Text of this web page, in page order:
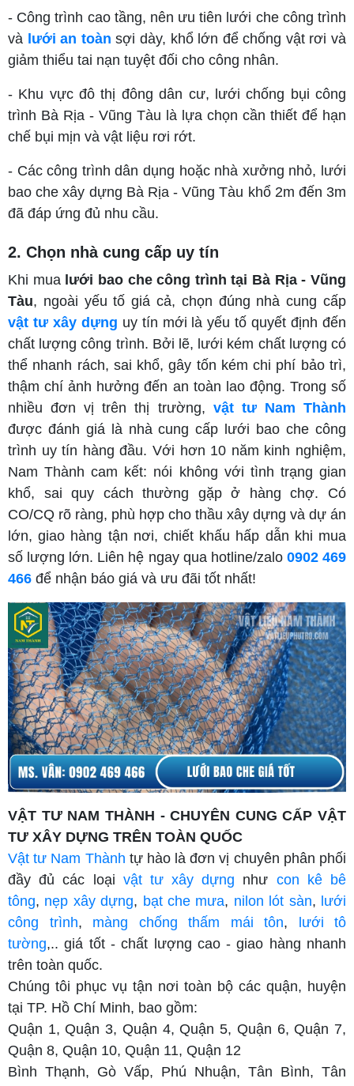
- Công trình cao tầng, nên ưu tiên lưới che công trình
và lưới an toàn sợi dày, khổ lớn để chống vật rơi và
giảm thiểu tai nạn tuyệt đối cho công nhân.
- Khu vực đô thị đông dân cư, lưới chống bụi công
trình Bà Rịa - Vũng Tàu là lựa chọn cần thiết để hạn
chế bụi mịn và vật liệu rơi rớt.
- Các công trình dân dụng hoặc nhà xưởng nhỏ, lưới
bao che xây dựng Bà Rịa - Vũng Tàu khổ 2m đến 3m
đã đáp ứng đủ nhu cầu.
2. Chọn nhà cung cấp uy tín
Khi mua lưới bao che công trình tại Bà Rịa - Vũng
Tàu, ngoài yếu tố giá cả, chọn đúng nhà cung cấp
vật tư xây dựng uy tín mới là yếu tố quyết định đến
chất lượng công trình. Bởi lẽ, lưới kém chất lượng có
thể nhanh rách, sai khổ, gây tốn kém chi phí bảo trì,
thậm chí ảnh hưởng đến an toàn lao động. Trong số
nhiều đơn vị trên thị trường, vật tư Nam Thành
được đánh giá là nhà cung cấp lưới bao che công
trình uy tín hàng đầu. Với hơn 10 năm kinh nghiệm,
Nam Thành cam kết: nói không với tình trạng gian
khổ, sai quy cách thường gặp ở hàng chợ. Có
CO/CQ rõ ràng, phù hợp cho thầu xây dựng và dự án
lớn, giao hàng tận nơi, chiết khấu hấp dẫn khi mua
số lượng lớn. Liên hệ ngay qua hotline/zalo 0902 469
466 để nhận báo giá và ưu đãi tốt nhất!
VẬT TƯ NAM THÀNH - CHUYÊN CUNG CẤP VẬT
TƯ XÂY DỰNG TRÊN TOÀN QUỐC
Vật tư Nam Thành tự hào là đơn vị chuyên phân phối
đầy đủ các loại vật tư xây dựng như con kê bê
tông, nẹp xây dựng, bạt che mưa, nilon lót sàn, lưới
công trình, màng chống thấm mái tôn, lưới tô
tường,.. giá tốt - chất lượng cao - giao hàng nhanh
trên toàn quốc.
Chúng tôi phục vụ tận nơi toàn bộ các quận, huyện
tại TP. Hồ Chí Minh, bao gồm:
Quận 1, Quận 3, Quận 4, Quận 5, Quận 6, Quận 7,
Quận 8, Quận 10, Quận 11, Quận 12
Bình Thạnh, Gò Vấp, Phú Nhuận, Tân Bình, Tân